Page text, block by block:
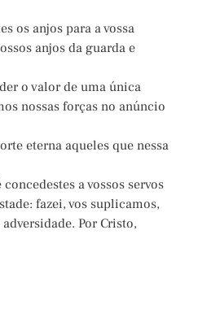
os anjos para a vossa
anjos da guarda e
o valor de uma única
nossas forças no anúncio
eterna aqueles que nessa
a vossos servos
fazei, vos suplicamos,
Por Cristo,